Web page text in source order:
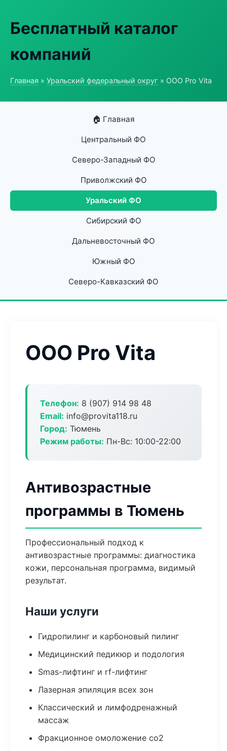
Бесплатный каталог
компаний
Главная » Уральский федеральный округ » ООО Pro Vita
🏠 Главная
Центральный ФО
Северо-Западный ФО
Приволжский ФО
Уральский ФО
Сибирский ФО
Дальневосточный ФО
Южный ФО
Северо-Кавказский ФО
ООО Pro Vita
Телефон: 8 (907) 914 98 48
Email: info@provita118.ru
Город: Тюмень
Режим работы: Пн-Вс: 10:00-22:00
Антивозрастные
программы в Тюмень
Профессиональный подход к
антивозрастные программы: диагностика
кожи, персональная программа, видимый
результат.
Наши услуги
Гидропилинг и карбоновый пилинг
Медицинский педикюр и подология
Smas-лифтинг и rf-лифтинг
Лазерная эпиляция всех зон
Классический и лимфодренажный
массаж
Фракционное омоложение co2